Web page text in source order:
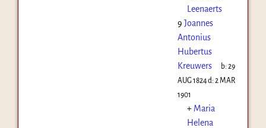
Leenaerts
9 Joannes
Antonius
Hubertus
Kreuwers
b:29
AUG 1824d: 2 MAR
1901
+ Maria
Helena